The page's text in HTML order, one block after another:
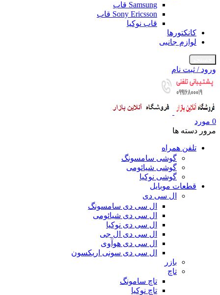
Samsung قاب
Sony Ericsson قاب
قاب نوکیا
کانکتورها
لوازم جانبی
ورود / ثبت نام
0 مورد
مرور دسته ها
تلفن همراه
گوشی سامسونگ
گوشی شیائومی
گوشی نوکیا
قطعات موبایل
ال سی دی
ال سی دی سامسونگ
ال سی دی شیائومی
ال سی دی نوکیا
ال سی دی ال جی
ال سی دی هوآوی
ال سی دی سونی اریکسون
بازر
تاچ
تاچ سامونگ
تاچ نوکیا